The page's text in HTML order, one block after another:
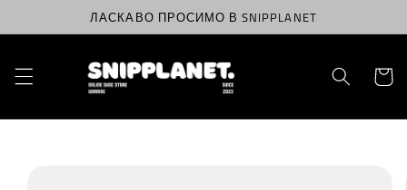
вмісту
ЛАСКАВО ПРОСИМО В SNIPPLANET